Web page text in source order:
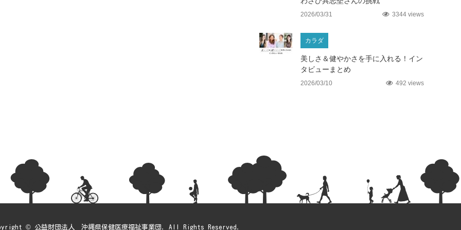
2026/03/31 3344 views
カラダ
美しさ＆健やかさを手に入れる！イン
タビューまとめ
2026/03/10 492 views
© 公益財団法人 沖縄県保健医療福祉事業団. All Rights Reserved.